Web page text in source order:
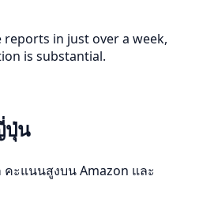
reports in just over a week,
is substantial.
ปุ่น
ะแนนสูงบน Amazon และ